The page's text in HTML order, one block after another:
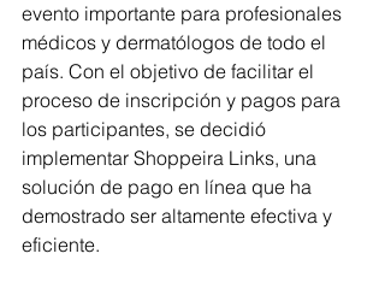
evento importante para profesionales
médicos y dermatólogos de todo el
país. Con el objetivo de facilitar el
proceso de inscripción y pagos para
los participantes, se decidió
implementar Shoppeira Links, una
solución de pago en línea que ha
demostrado ser altamente efectiva y
eficiente.